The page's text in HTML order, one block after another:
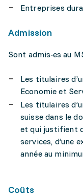
Entreprises
Admission
Sont admis·es au
Les titulaires
Economie et
Les titulaires
suisse dans le
et qui justifient
services, d’une
année au
Coûts